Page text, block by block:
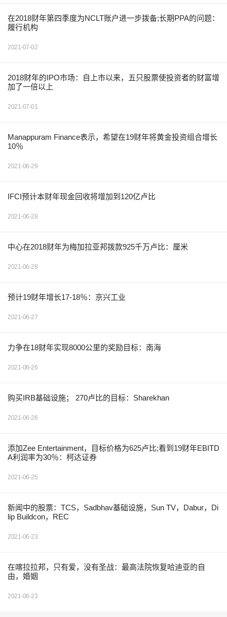
在2018财年第四季度为NCLT账户进一步拨备;长期PPA的问题：
履行机构
2021-07-02
2018财年的IPO市场：自上市以来，五只股票使投资者的财富增
加了一倍以上
2021-07-01
Manappuram Finance表示，希望在19财年将黄金投资组合增长
10％
2021-06-29
IFCI预计本财年现金回收将增加到120亿卢比
2021-06-28
中心在2018财年为梅加拉亚邦拨款925千万卢比：厘米
2021-06-28
预计19财年增长17-18％：京兴工业
2021-06-27
力争在18财年实现8000公里的奖励目标：南海
2021-06-26
购买IRB基础设施； 270卢比的目标：Sharekhan
2021-06-26
添加Zee Entertainment，目标价格为625卢比;看到19财年EBITD
A利润率为30％：柯达证券
2021-06-25
新闻中的股票：TCS，Sadbhav基础设施，Sun TV，Dabur，Di
lip Buildcon，REC
2021-06-23
在喀拉拉邦，只有爱，没有圣战：最高法院恢复哈迪亚的自
由，婚姻
2021-06-23